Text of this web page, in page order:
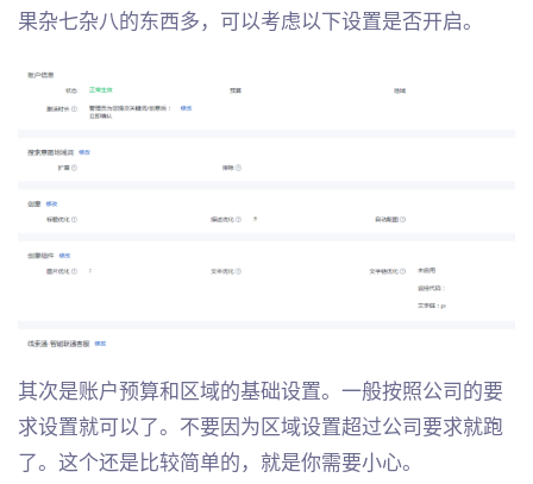
果杂七杂八的东西多，可以考虑以下设置是否开启。
其次是账户预算和区域的基础设置。一般按照公司的要
求设置就可以了。不要因为区域设置超过公司要求就跑
了。这个还是比较简单的，就是你需要小心。